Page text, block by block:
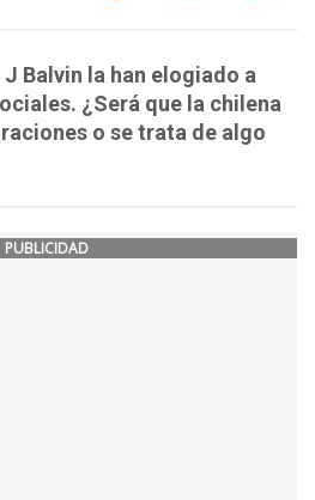
Balvin la han elogiado a
¿Será que la chilena
o se trata de algo
PUBLICIDAD